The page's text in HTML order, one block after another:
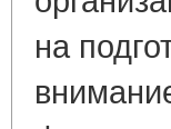
на